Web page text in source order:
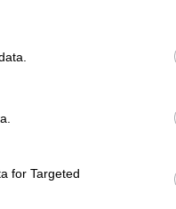
for Targeted
έχοντας
το προφίλ